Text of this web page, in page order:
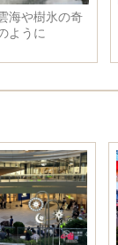
海や樹氷の奇
ように